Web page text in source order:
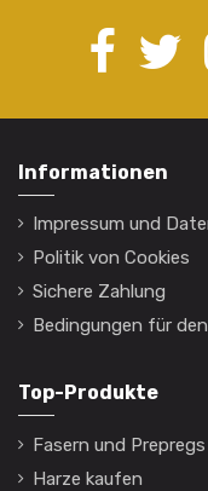
Informationen
Impressum und
Politik von Cookies
Sichere Zahlung
Bedingungen für
Top-Produkte
Fasern und
Harze kaufen